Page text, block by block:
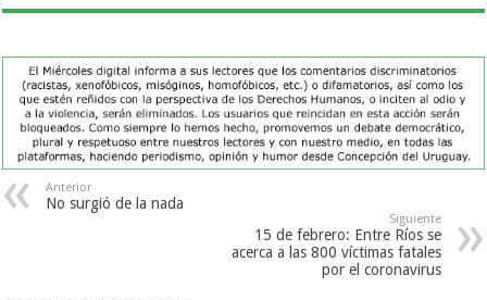
Anterior
No surgió de la nada
Siguiente
15 de febrero: Entre Ríos se
acerca a las 800 víctimas fatales
por el coronavirus